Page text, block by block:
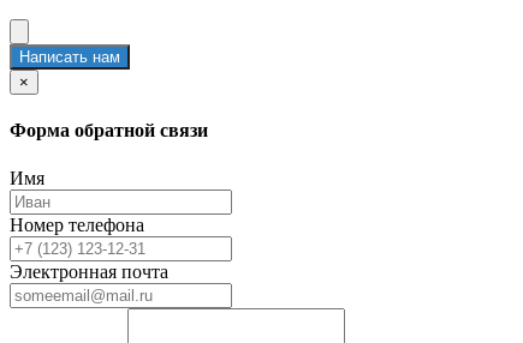
Написать нам
×
Форма обратной связи
Имя
Номер телефона
Электронная почта